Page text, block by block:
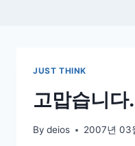
JUST THINK
고맙습니
By deios 2007년 03